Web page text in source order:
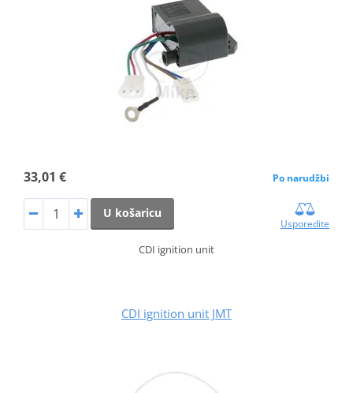
33,01 € Po narudžbi
U košaricu
Usporedite
CDI ignition unit
CDI ignition unit JMT